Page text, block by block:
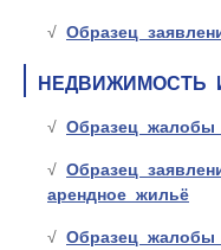
Образец
НЕДВИЖИМОСТЬ
Образец жалобы
Образец
арендное жильё
Образец жалобы